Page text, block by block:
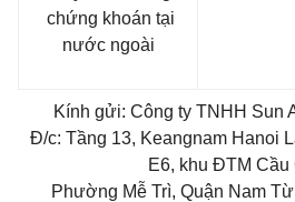
chứng khoán tại
nước ngoài
Kính gửi: Công ty TNHH Sun
Đ/c: Tầng 13, Keangnam Hanoi
E6, khu ĐTM Cầu
Phường Mễ Trì, Quận Nam